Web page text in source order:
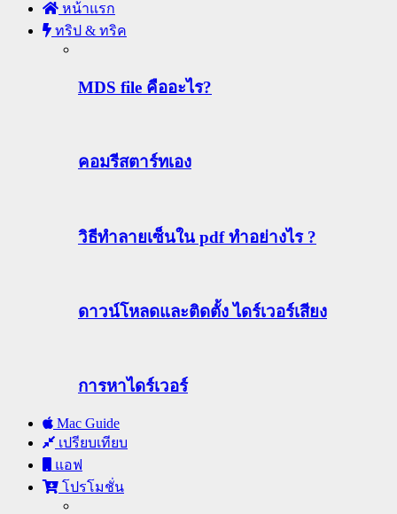
หน้าแรก
ทริป & ทริค
MDS file คืออะไร?
คอมรีสตาร์ทเอง
วิธีทําลายเซ็นใน pdf ทำอย่างไร ?
ดาวน์โหลดและติดตั้ง ไดร์เวอร์เสียง
การหาไดร์เวอร์
Mac Guide
เปรียบเทียบ
แอฟ
โปรโมชั่น